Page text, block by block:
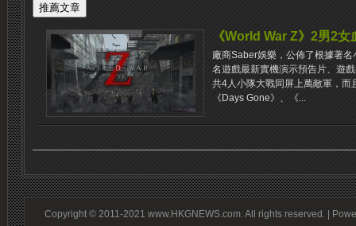
《World War Z》2男2女
廠商Saber娛樂，公佈了根據著
名遊戲最新實機演示預告片、遊
共4人小隊大戰同屏上萬敵軍，
《Days Gone》、《...
Copyright © 2011-2021 www.HKGNEWS.com. All rights reserved. |